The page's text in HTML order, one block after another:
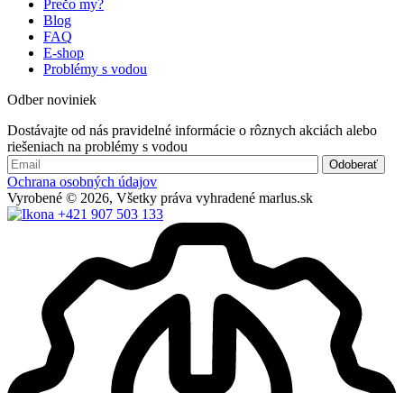
Prečo my?
Blog
FAQ
E-shop
Problémy s vodou
Odber noviniek
Dostávajte od nás pravidelné informácie o rôznych akciách alebo
riešeniach na problémy s vodou
Ochrana osobných údajov
Vyrobené © 2026, Všetky práva vyhradené marlus.sk
+421 907 503 133